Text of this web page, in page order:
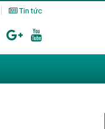
Tin tức